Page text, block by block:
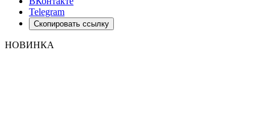
Telegram
Скопировать ссылку
НОВИНКА